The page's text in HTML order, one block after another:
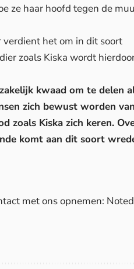
ze haar hoofd tegen de
verdient het om in dit soort
zoals Kiska wordt
kwaad om te delen
zich bewust worden
zoals Kiska zich keren.
komt aan dit soort
met ons opnemen: